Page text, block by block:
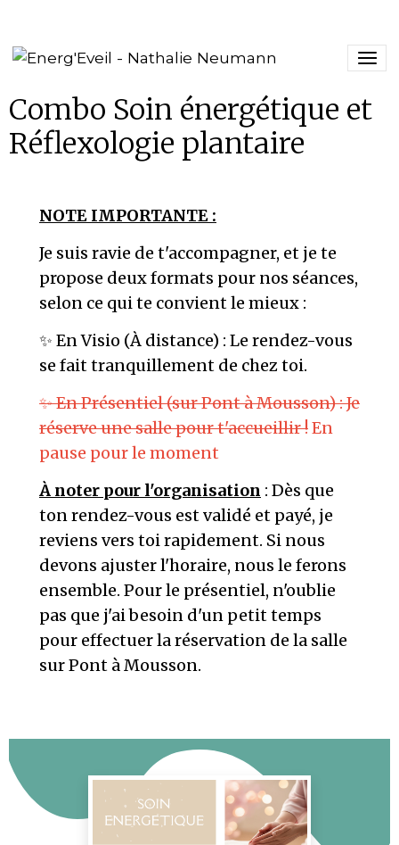
Combo Soin énergétique et
Réflexologie plantaire
NOTE IMPORTANTE :
Je suis ravie de t'accompagner, et je te
propose deux formats pour nos séances,
selon ce qui te convient le mieux :
✨ En Visio (À distance) : Le rendez-vous
se fait tranquillement de chez toi.
✨ En Présentiel (sur Pont à Mousson) : Je
réserve une salle pour t'accueillir !En
pause pour le moment
À noter pour l'organisation : Dès que
ton rendez-vous est validé et payé, je
reviens vers toi rapidement. Si nous
devons ajuster l'horaire, nous le ferons
ensemble. Pour le présentiel, n'oublie
pas que j'ai besoin d'un petit temps
pour effectuer la réservation de la salle
sur Pont à Mousson.